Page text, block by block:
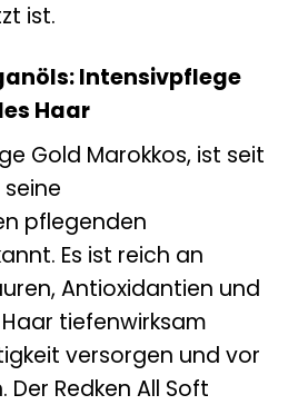
ist.
Intensivpflege
Haar
Gold Marokkos, ist seit
pflegenden
Es ist reich an
Antioxidantien und
tiefenwirksam
versorgen und vor
Redken All Soft